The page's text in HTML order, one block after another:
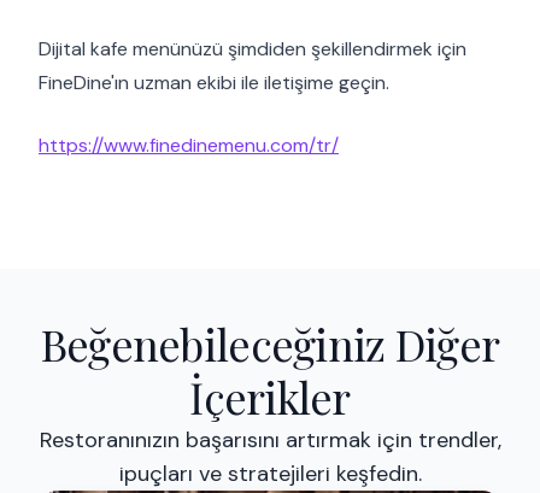
Dijital kafe menünüzü şimdiden şekillendirmek için
FineDine'ın uzman ekibi ile iletişime geçin.
https://www.finedinemenu.com/tr/
Beğenebileceğiniz Diğer
İçerikler
Restoranınızın başarısını artırmak için trendler,
ipuçları ve stratejileri keşfedin.